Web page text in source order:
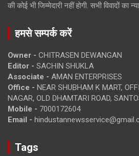
की कोई भी जिम्मेदारी नहीं होगी. सभी विवादों का
हमसे सम्पर्क करें
Owner - CHITRASEN DEWANGAN
Editor - SACHIN SHUKLA
Associate - AMAN ENTERPRISES
Office - NEAR SHUBHAM K MART,
NAGAR, OLD DHAMTARI ROAD,
Mobile - 7000172604
Email -
Tags